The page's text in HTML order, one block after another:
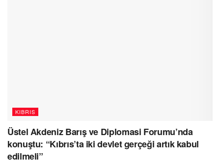
KIBRIS
Üstel Akdeniz Barış ve Diplomasi Forumu’nda
konuştu: “Kıbrıs’ta iki devlet gerçeği artık kabul
edilmeli”